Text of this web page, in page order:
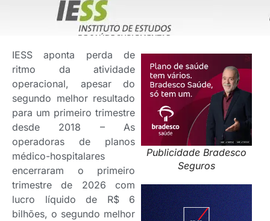
Publicidade Bradesco
Seguros
IESS aponta perda de
ritmo da atividade
operacional, apesar do
segundo melhor resultado
para um primeiro trimestre
desde 2018 – As
operadoras de planos
médico-hospitalares
encerraram o primeiro
trimestre de 2026 com
lucro líquido de R$ 6
bilhões, o segundo melhor